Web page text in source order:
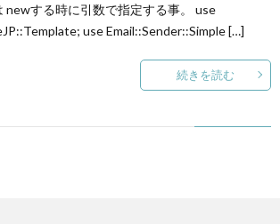
newする時に引数で指定する事。 use
use Email::Sender::Simple […]
続きを読む